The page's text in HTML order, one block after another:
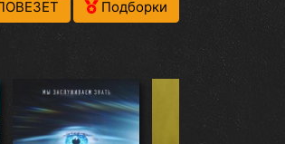
Подборки